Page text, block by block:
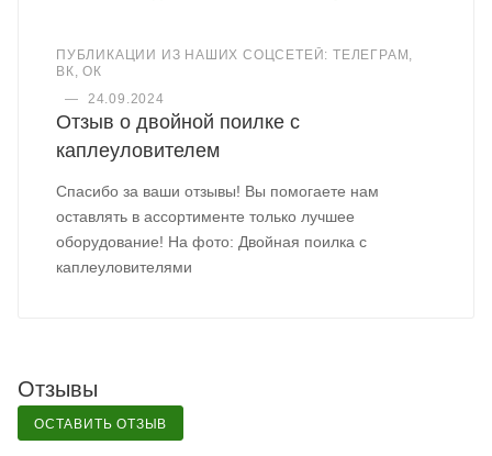
ПУБЛИКАЦИИ ИЗ НАШИХ СОЦСЕТЕЙ: ТЕЛЕГРАМ,
ВК, ОК
—
24.09.2024
Отзыв о двойной поилке с
каплеуловителем
Спасибо за ваши отзывы! Вы помогаете нам
оставлять в ассортименте только лучшее
оборудование! На фото: Двойная поилка с
каплеуловителями
Отзывы
ОСТАВИТЬ ОТЗЫВ